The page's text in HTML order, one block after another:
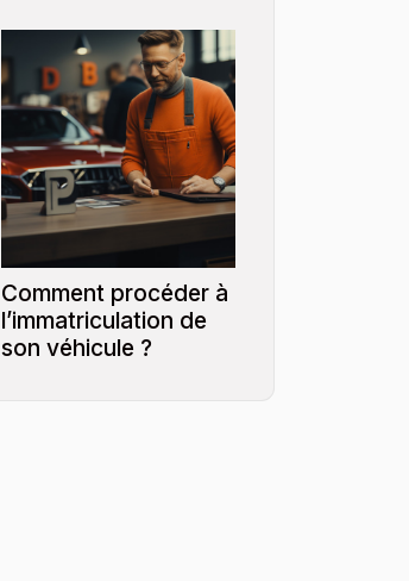
Comment procéder à
l’immatriculation de
son véhicule ?